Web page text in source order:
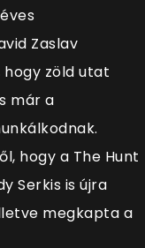
Zaslav
zöld utat
már a
hogy a The Hunt
Serkis is újra
megkapta a